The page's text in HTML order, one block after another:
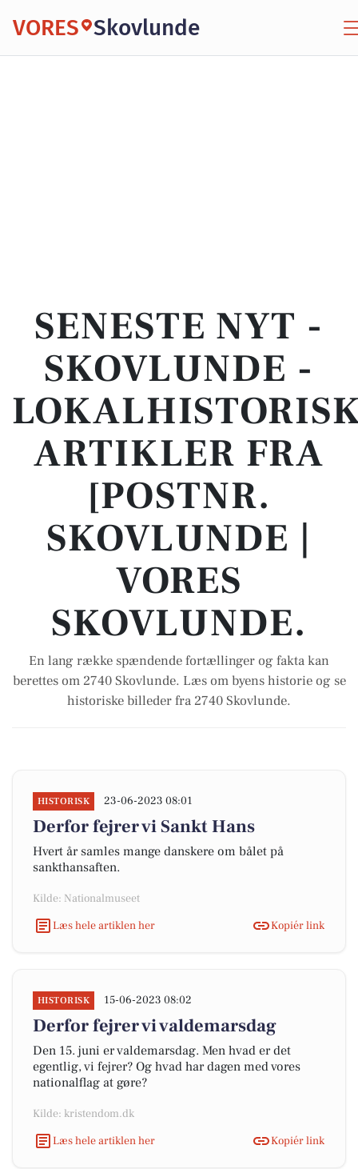
VORES Skovlunde
SENESTE NYT -
SKOVLUNDE -
ARTIKLER FRA
[POSTNR.
SKOVLUNDE |
VORES
SKOVLUNDE.
En lang række spændende fortællinger og fakta kan
berettes om 2740 Skovlunde. Læs om byens historie og se
historiske billeder fra 2740 Skovlunde.
HISTORISK 23-06-2023 08:01
Derfor fejrer vi Sankt Hans
Hvert år samles mange danskere om bålet på
sankthansaften.
Kilde: Nationalmuseet
Læs hele artiklen her
Kopiér link
HISTORISK 15-06-2023 08:02
Derfor fejrer vi valdemarsdag
Den 15. juni er valdemarsdag. Men hvad er det
egentlig, vi fejrer? Og hvad har dagen med vores
nationalflag at gøre?
Kilde: kristendom.dk
Læs hele artiklen her
Kopiér link